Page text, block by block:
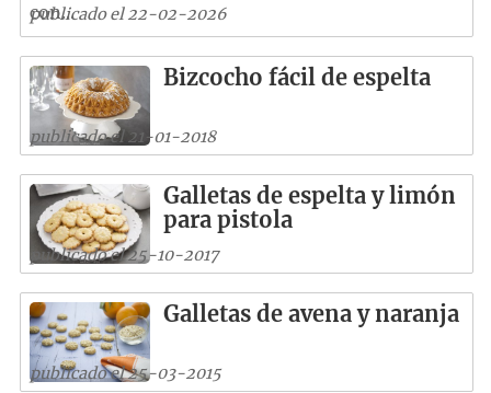
con...
publicado el 22-02-2026
Bizcocho fácil de espelta
publicado el 21-01-2018
Galletas de espelta y limón
para pistola
publicado el 25-10-2017
Galletas de avena y naranja
publicado el 25-03-2015